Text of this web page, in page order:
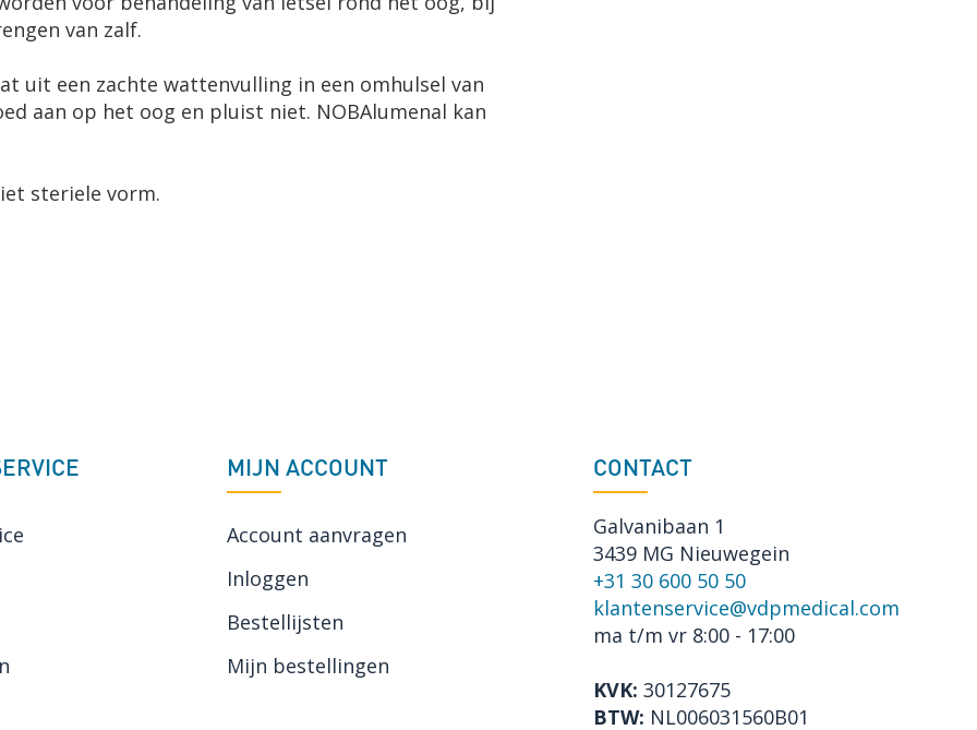
van zalf.
uit een zachte wattenvulling in een omhulsel van
aan op het oog en pluist niet. NOBAlumenal kan
steriele vorm.
MIJN ACCOUNT
Account aanvragen
Inloggen
Bestellijsten
Mijn bestellingen
CONTACT
Galvanibaan 1
3439 MG Nieuwegein
+31 30 600 50 50
klantenservice@vdpmedical.com
ma t/m vr 8:00 - 17:00
KVK: 30127675
BTW: NL006031560B01